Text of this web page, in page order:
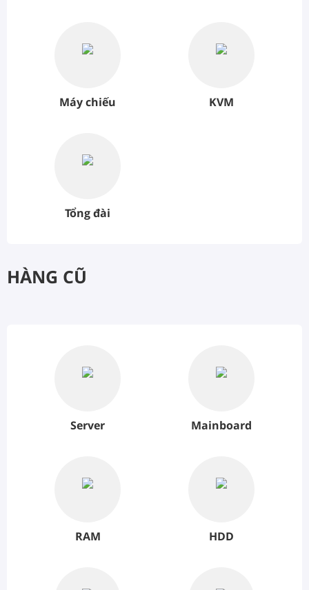
Máy chiếu KVM
Tổng đài
HÀNG CŨ
Server Mainboard
RAM HDD